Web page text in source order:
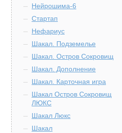
Нейрошима-6
Стартап
Нефариус
Шакал. Подземелье
Шакал. Остров Сокровищ
Шакал. Дополнение
Шакал. Карточная игра
Шакал Остров Сокровищ
ЛЮКС
Шакал Люкс
Шакал